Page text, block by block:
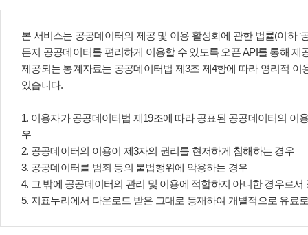
본 서비스는 공공데이터의 제공 및 이용 활성화에 관한 법률(이하
든지 공공데이터를 편리하게 이용할 수 있도록 오픈 API를 통해 제
제공되는 통계자료는 공공데이터법 제3조 제4항에 따라 영리적
있습니다.
1. 이용자가 공공데이터법 제19조에 따라 공표된 공공데이터의
우
2. 공공데이터의 이용이 제3자의 권리를 현저하게 침해하는 경우
3. 공공데이터를 범죄 등의 불법행위에 악용하는 경우
4. 그 밖에 공공데이터의 관리 및 이용에 적합하지 아니한 경우로
5. 지표누리에서 다운로드 받은 그대로 등재하여 개별적으로 유료